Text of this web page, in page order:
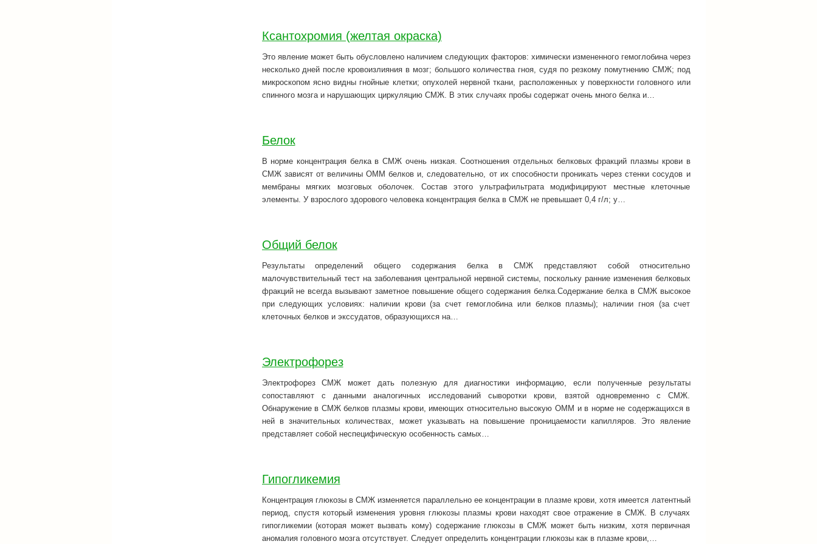
Ксантохромия (желтая окраска)
Это явление может быть обусловлено наличием следующих факторов: химически измененного гемоглобина через
несколько дней после кровоизлияния в мозг; большого количества гноя, судя по резкому помутнению СМЖ; под
микроскопом ясно видны гнойные клетки; опухолей нервной ткани, расположенных у поверхности головного или
спинного мозга и нарушающих циркуляцию СМЖ. В этих случаях пробы содержат очень много белка и…
Белок
В норме концентрация белка в СМЖ очень низкая. Соотношения отдельных белковых фракций плазмы крови в
СМЖ зависят от величины ОММ белков и, следовательно, от их способности проникать через стенки сосудов и
мембраны мягких мозговых оболочек. Состав этого ультрафильтрата модифицируют местные клеточные
элементы. У взрослого здорового человека концентрация белка в СМЖ не превышает 0,4 г/л; у…
Общий белок
Результаты определений общего содержания белка в СМЖ представляют собой относительно
малочувствительный тест на заболевания центральной нервной системы, поскольку ранние изменения белковых
фракций не всегда вызывают заметное повышение общего содержания белка.Содержание белка в СМЖ высокое
при следующих условиях: наличии крови (за счет гемоглобина или белков плазмы); наличии гноя (за счет
клеточных белков и экссудатов, образующихся на…
Электрофорез
Электрофорез СМЖ может дать полезную для диагностики информацию, если полученные результаты
сопоставляют с данными аналогичных исследований сыворотки крови, взятой одновременно с СМЖ.
Обнаружение в СМЖ белков плазмы крови, имеющих относительно высокую ОММ и в норме не содержащихся в
ней в значительных количествах, может указывать на повышение проницаемости капилляров. Это явление
представляет собой неспецифическую особенность самых…
Гипогликемия
Концентрация глюкозы в СМЖ изменяется параллельно ее концентрации в плазме крови, хотя имеется латентный
период, спустя который изменения уровня глюкозы плазмы крови находят свое отражение в СМЖ. В случаях
гипогликемии (которая может вызвать кому) содержание глюкозы в СМЖ может быть низким, хотя первичная
аномалия головного мозга отсутствует. Следует определить концентрации глюкозы как в плазме крови,…